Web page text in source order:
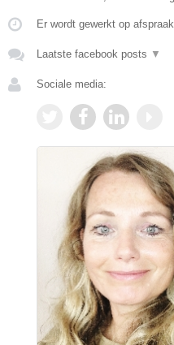
Er wordt gewerkt op afspraak.
Laatste facebook posts ▼
Sociale media: